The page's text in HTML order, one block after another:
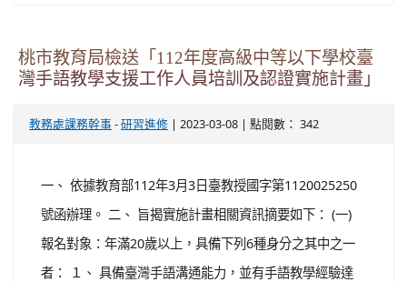
桃市教育局檢送「112年度高級中等以下學校臺
灣手語教學支援工作人員培訓及認證實施計畫」
教務處課務幹事 - 研習進修 | 2023-03-08 | 點閱數： 342
一、 依據教育部112年3月3日臺教授國字第1120025250
號函辦理。 二、 旨揭實施計畫相關資訊摘要如下： (一)
報名對象：年滿20歲以上，具備下列6種身分之其中之一
者： １、 具備臺灣手語溝通能力，並有手語教學經驗達